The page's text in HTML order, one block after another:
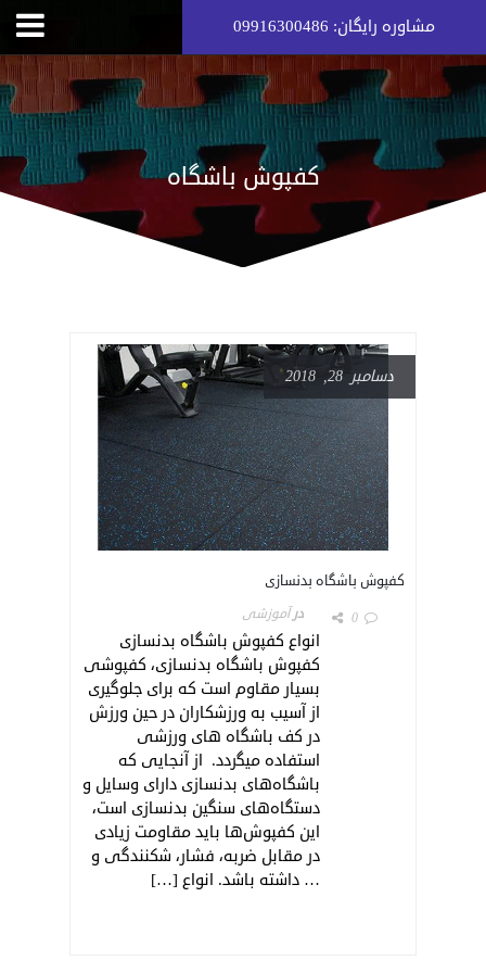
مشاوره رایگان: 09916300486
کفپوش باشگاه
دسامبر 28, 2018
کفپوش باشگاه بدنسازی
درآموزشی 0
انواع کفپوش باشگاه بدنسازی
کفپوش باشگاه بدنسازی، کفپوشی
بسیار مقاوم است که برای جلوگیری
از آسیب به ورزشکاران در حین ورزش
در کف باشگاه های ورزشی
استفاده میگردد. از آنجایی که
باشگاه‌های بدنسازی دارای وسایل و
دستگاه‌های سنگین بدنسازی است،
این کفپوش‌ها باید مقاومت زیادی
در مقابل ضربه، فشار، شکنندگی و
… داشته باشد. انواع […]